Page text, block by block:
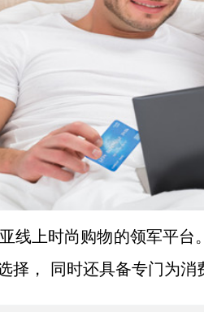
线上时尚购物的领军平
择， 同时还具备专门为消